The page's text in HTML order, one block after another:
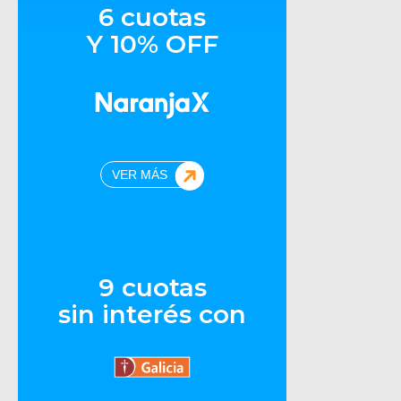
6 cuotas
Y 10% OFF
VER MÁS
9 cuotas
sin interés con